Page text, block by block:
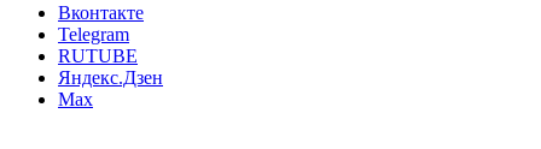
Вконтакте
Telegram
RUTUBE
Яндекс.Дзен
Max